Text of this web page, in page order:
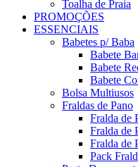
Toalha de Praia
PROMOÇÕES
ESSENCIAIS
Babetes p/ Baba
Babete
Babete
Babete
Bolsa Multiusos
Fraldas de Pano
Fralda de
Fralda de
Fralda de
Pack